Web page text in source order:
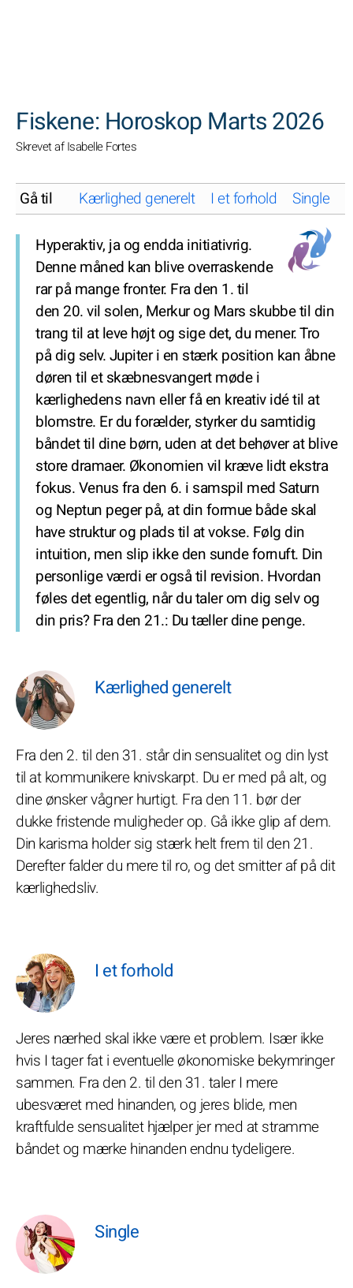
Fiskene: Horoskop Marts 2026
Skrevet af Isabelle Fortes
Gå til Kærlighed generelt I et forhold Single
Hyperaktiv, ja og endda initiativrig.
Denne måned kan blive overraskende
rar på mange fronter. Fra den 1. til
den 20. vil solen, Merkur og Mars skubbe til din
trang til at leve højt og sige det, du mener. Tro
på dig selv. Jupiter i en stærk position kan åbne
døren til et skæbnesvangert møde i
kærlighedens navn eller få en kreativ idé til at
blomstre. Er du forælder, styrker du samtidig
båndet til dine børn, uden at det behøver at blive
store dramaer. Økonomien vil kræve lidt ekstra
fokus. Venus fra den 6. i samspil med Saturn
og Neptun peger på, at din formue både skal
have struktur og plads til at vokse. Følg din
intuition, men slip ikke den sunde fornuft. Din
personlige værdi er også til revision. Hvordan
føles det egentlig, når du taler om dig selv og
din pris? Fra den 21.: Du tæller dine penge.
Kærlighed generelt
Fra den 2. til den 31. står din sensualitet og din lyst
til at kommunikere knivskarpt. Du er med på alt, og
dine ønsker vågner hurtigt. Fra den 11. bør der
dukke fristende muligheder op. Gå ikke glip af dem.
Din karisma holder sig stærk helt frem til den 21.
Derefter falder du mere til ro, og det smitter af på dit
kærlighedsliv.
I et forhold
Jeres nærhed skal ikke være et problem. Især ikke
hvis I tager fat i eventuelle økonomiske bekymringer
sammen. Fra den 2. til den 31. taler I mere
ubesværet med hinanden, og jeres blide, men
kraftfulde sensualitet hjælper jer med at stramme
båndet og mærke hinanden endnu tydeligere.
Single